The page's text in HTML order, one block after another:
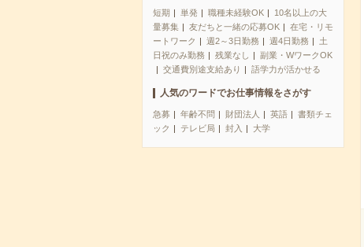
短期 単発 職種未経験OK
10名以上の大
量募集
友だちと一緒の応募OK
在宅・リモ
ートワーク
週2～3日勤務 週4日勤務
土
日祝のみ勤務
残業なし
副業・WワークOK
交通費別途支給あり
語学力が活かせる
人気のワードでお仕事情報をさがす
急募 年齢不問 財団法人 英語
書類チェ
ック
テレビ局 封入 大学